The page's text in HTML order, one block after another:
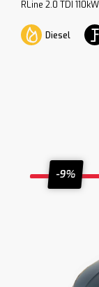
RLine 2.0 TDI
Diesel
-9%